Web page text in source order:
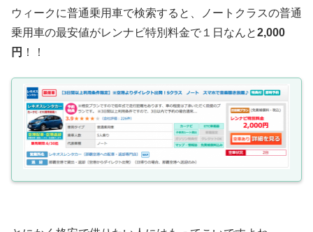
ウィークに普通乗用車で検索すると、ノートクラスの普通
乗用車の最安値がレンナビ特別料金で１日なんと2,000
円 ！！